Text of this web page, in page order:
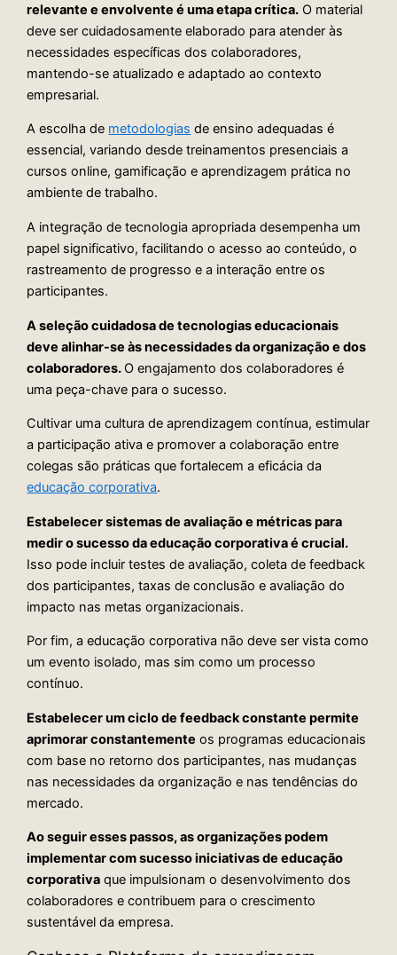
relevante e envolvente é uma etapa crítica. O material
deve ser cuidadosamente elaborado para atender às
necessidades específicas dos colaboradores,
mantendo-se atualizado e adaptado ao contexto
empresarial.
A escolha de metodologias de ensino adequadas é
essencial, variando desde treinamentos presenciais a
cursos online, gamificação e aprendizagem prática no
ambiente de trabalho.
A integração de tecnologia apropriada desempenha um
papel significativo, facilitando o acesso ao conteúdo, o
rastreamento de progresso e a interação entre os
participantes.
A seleção cuidadosa de tecnologias educacionais
deve alinhar-se às necessidades da organização e dos
colaboradores. O engajamento dos colaboradores é
uma peça-chave para o sucesso.
Cultivar uma cultura de aprendizagem contínua, estimular
a participação ativa e promover a colaboração entre
colegas são práticas que fortalecem a eficácia da
educação corporativa.
Estabelecer sistemas de avaliação e métricas para
medir o sucesso da educação corporativa é crucial.
Isso pode incluir testes de avaliação, coleta de feedback
dos participantes, taxas de conclusão e avaliação do
impacto nas metas organizacionais.
Por fim, a educação corporativa não deve ser vista como
um evento isolado, mas sim como um processo
contínuo.
Estabelecer um ciclo de feedback constante permite
aprimorar constantemente os programas educacionais
com base no retorno dos participantes, nas mudanças
nas necessidades da organização e nas tendências do
mercado.
Ao seguir esses passos, as organizações podem
implementar com sucesso iniciativas de educação
corporativa que impulsionam o desenvolvimento dos
colaboradores e contribuem para o crescimento
sustentável da empresa.